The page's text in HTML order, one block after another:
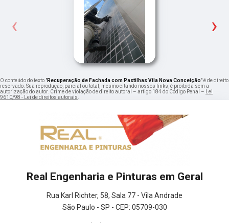
‹ ›
O conteúdo do texto "Recuperação de Fachada com Pastilhas Vila Nova Conceição" é de direito
reservado. Sua reprodução, parcial ou total, mesmo citando nossos links, é proibida sem a
autorização do autor. Crime de violação de direito autoral – artigo 184 do Código Penal – Lei
9610/98 - Lei de direitos autorais.
Real Engenharia e Pinturas em Geral
Rua Karl Richter, 58, Sala 77 - Vila Andrade
São Paulo - SP - CEP: 05709-030